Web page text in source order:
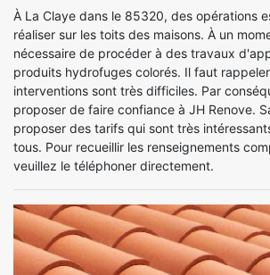
À La Claye dans le 85320, des opérations
réaliser sur les toits des maisons. À un
nécessaire de procéder à des travaux
produits hydrofuges colorés. Il faut
interventions sont très difficiles. Par
proposer de faire confiance à JH Renove.
proposer des tarifs qui sont très
tous. Pour recueillir les renseignements
veuillez le téléphoner directement.